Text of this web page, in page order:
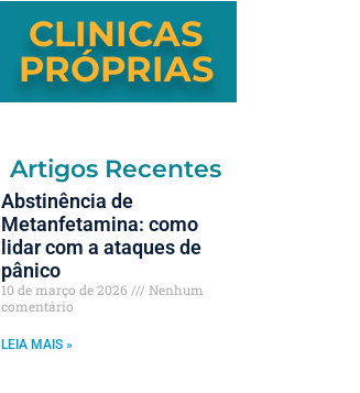
CLINICAS
PRÓPRIAS
Artigos Recentes
Abstinência de
Metanfetamina: como
lidar com a ataques de
pânico
10 de março de 2026
Nenhum
comentário
LEIA MAIS »